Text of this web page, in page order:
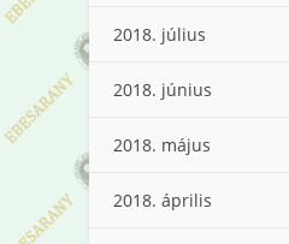
2018. július
2018. június
2018. május
2018. április